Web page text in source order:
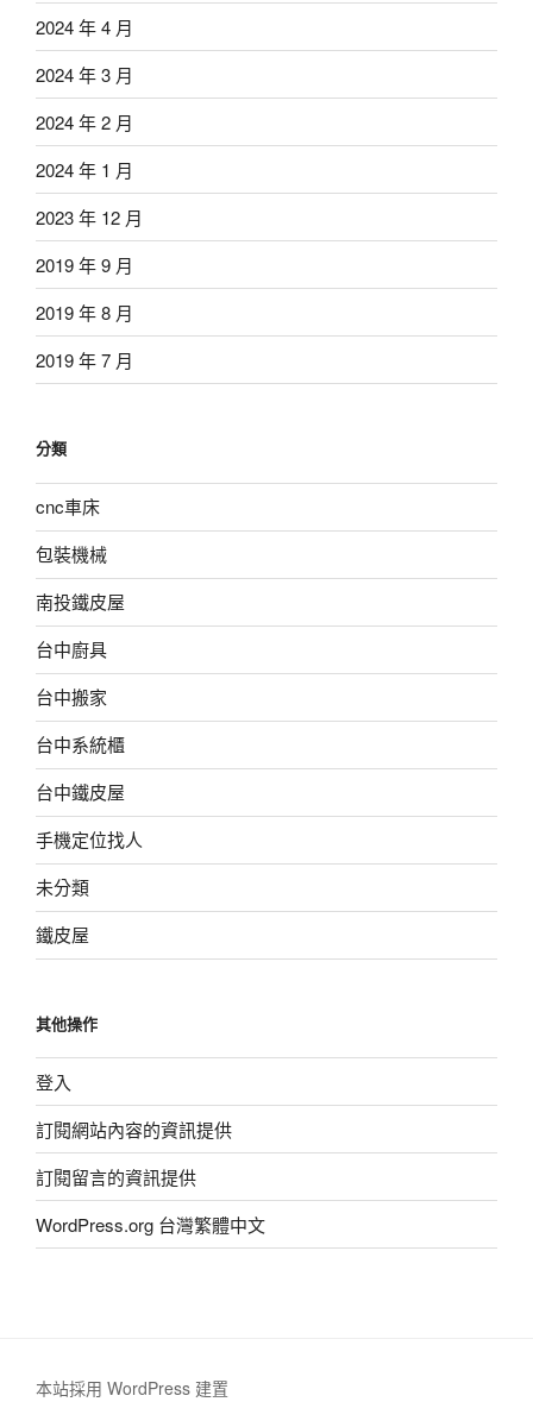
2024 年 4 月
2024 年 3 月
2024 年 2 月
2024 年 1 月
2023 年 12 月
2019 年 9 月
2019 年 8 月
2019 年 7 月
分類
cnc車床
包裝機械
南投鐵皮屋
台中廚具
台中搬家
台中系統櫃
台中鐵皮屋
手機定位找人
未分類
鐵皮屋
其他操作
登入
訂閱網站內容的資訊提供
訂閱留言的資訊提供
WordPress.org 台灣繁體中文
本站採用 WordPress 建置